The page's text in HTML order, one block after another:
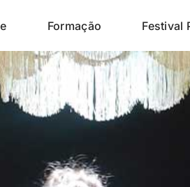
Formação Festival